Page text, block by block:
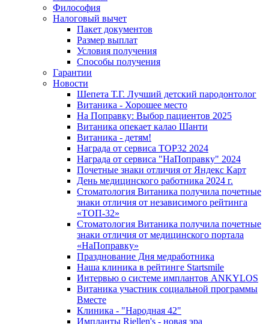
Философия
Налоговый вычет
Пакет документов
Размер выплат
Условия получения
Способы получения
Гарантии
Новости
Шепета Т.Г. Лучший детский пародонтолог
Витаника - Хорошее место
На Поправку: Выбор пациентов 2025
Витаника опекает калао Шанти
Витаника - детям!
Награда от сервиса TOP32 2024
Награда от сервиса "НаПоправку" 2024
Почетные знаки отличия от Яндекс Карт
День медицинского работника 2024 г.
Стоматология Витаника получила почетные
знаки отличия от независимого рейтинга
«ТОП-32»
Стоматология Витаника получила почетные
знаки отличия от медицинского портала
«НаПоправку»
Празднование Дня медработника
Наша клиника в рейтинге Startsmile
Интервью о системе имплантов ANKYLOS
Витаника участник социальной программы
Вместе
Клиника - "Народная 42"
Импланты Riellen's - новая эра